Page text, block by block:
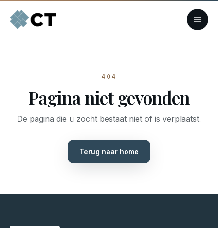
404
Pagina niet gevonden
De pagina die u zocht bestaat niet of is verplaatst.
Terug naar home